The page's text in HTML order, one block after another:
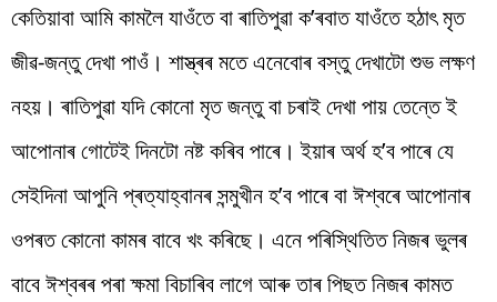
কেতিয়াবা আমি কামলৈ যাওঁতে বা ৰাতিপুৱা ক’ৰবাত যাওঁতে হঠাৎ মৃত
জীৱ-জন্তু দেখা পাওঁ। শাস্ত্ৰৰ মতে এনেবোৰ বস্তু দেখাটো শুভ লক্ষণ
নহয়। ৰাতিপুৱা যদি কোনো মৃত জন্তু বা চৰাই দেখা পায় তেন্তে ই
আপোনাৰ গোটেই দিনটো নষ্ট কৰিব পাৰে। ইয়াৰ অৰ্থ হ’ব পাৰে যে
সেইদিনা আপুনি প্ৰত্যাহ্বানৰ সন্মুখীন হ’ব পাৰে বা ঈশ্বৰে আপোনাৰ
ওপৰত কোনো কামৰ বাবে খং কৰিছে। এনে পৰিস্থিতিত নিজৰ ভুলৰ
বাবে ঈশ্বৰৰ পৰা ক্ষমা বিচাৰিব লাগে আৰু তাৰ পিছত নিজৰ কামত